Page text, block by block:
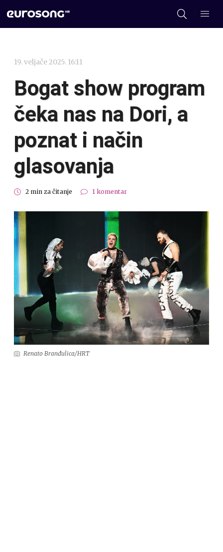
19. veljače 2025. 16:11
Bogat show program
čeka nas na Dori, a
poznat i način
glasovanja
2 min za čitanje 1 komentar
Renato Branđulica/HRT